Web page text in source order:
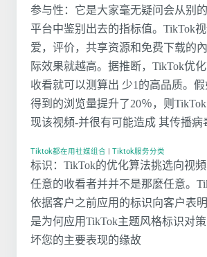
参与性：它是大家毫无疑问会从别
平台中鉴别出去的指标值。TikTok
爱，评价，共享资源和免费下载的
际效果就越高。据推断，TikTok优
收看就可以测算出 少1的高品质。
得到的浏览量提升了20％，则
现该视頻-并很有可能造成 其传播病
Tiktok都在用社媒组合 | Tiktok服务分类
标识：TikTok的优化算法挑选向视
任意的收看者并并不是那麼任意。
依据客户之前应用的标识向客户表
是为何应用TikTok主题风格标识对
坏您的主要表现的缘故